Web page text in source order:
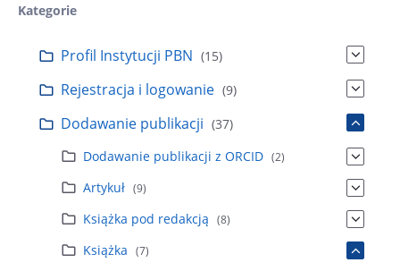
Kategorie
Profil Instytucji PBN (15)
Rejestracja i logowanie (9)
Dodawanie publikacji (37)
Dodawanie publikacji z ORCID (2)
Artykuł (9)
Książka pod redakcją (8)
Książka (7)